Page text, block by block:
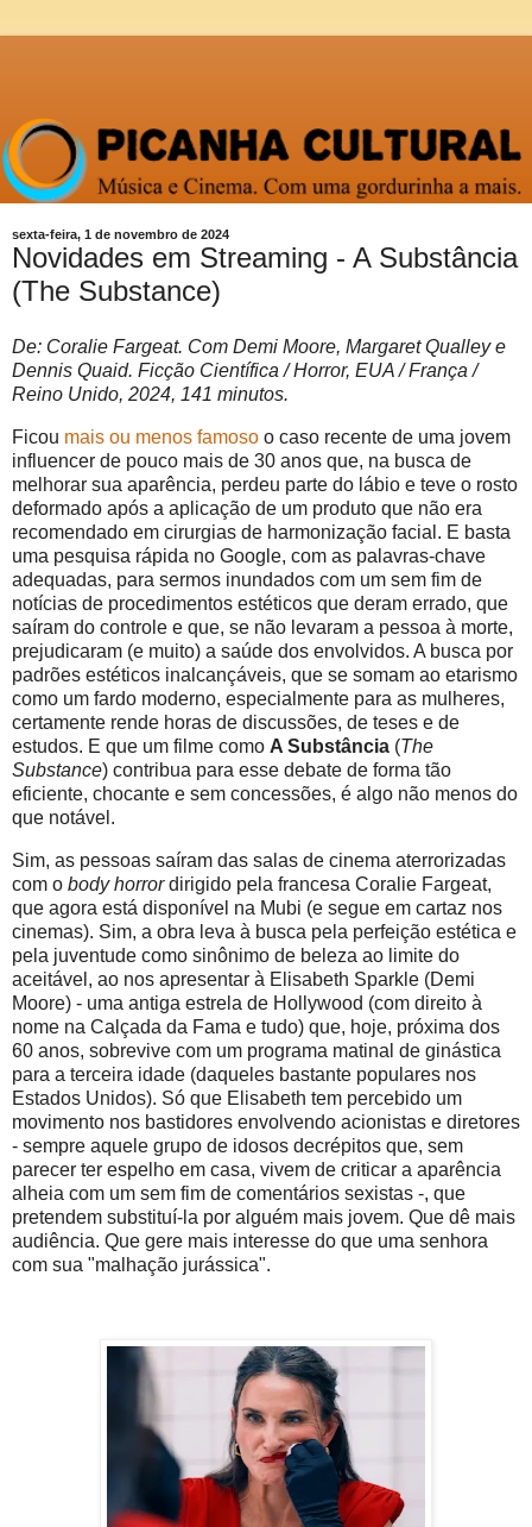
sexta-feira, 1 de novembro de 2024
Novidades em Streaming - A Substância
(The Substance)
De: Coralie Fargeat. Com Demi Moore, Margaret Qualley e
Dennis Quaid. Ficção Científica / Horror, EUA / França /
Reino Unido, 2024, 141 minutos.
Ficou mais ou menos famoso o caso recente de uma jovem
influencer de pouco mais de 30 anos que, na busca de
melhorar sua aparência, perdeu parte do lábio e teve o rosto
deformado após a aplicação de um produto que não era
recomendado em cirurgias de harmonização facial. E basta
uma pesquisa rápida no Google, com as palavras-chave
adequadas, para sermos inundados com um sem fim de
notícias de procedimentos estéticos que deram errado, que
saíram do controle e que, se não levaram a pessoa à morte,
prejudicaram (e muito) a saúde dos envolvidos. A busca por
padrões estéticos inalcançáveis, que se somam ao etarismo
como um fardo moderno, especialmente para as mulheres,
certamente rende horas de discussões, de teses e de
estudos. E que um filme como A Substância (The
Substance) contribua para esse debate de forma tão
eficiente, chocante e sem concessões, é algo não menos do
que notável.
Sim, as pessoas saíram das salas de cinema aterrorizadas
com o body horrordirigido pela francesa Coralie Fargeat,
que agora está disponível na Mubi (e segue em cartaz nos
cinemas). Sim, a obra leva à busca pela perfeição estética e
pela juventude como sinônimo de beleza ao limite do
aceitável, ao nos apresentar à Elisabeth Sparkle (Demi
Moore) - uma antiga estrela de Hollywood (com direito à
nome na Calçada da Fama e tudo) que, hoje, próxima dos
60 anos, sobrevive com um programa matinal de ginástica
para a terceira idade (daqueles bastante populares nos
Estados Unidos). Só que Elisabeth tem percebido um
movimento nos bastidores envolvendo acionistas e diretores
- sempre aquele grupo de idosos decrépitos que, sem
parecer ter espelho em casa, vivem de criticar a aparência
alheia com um sem fim de comentários sexistas -, que
pretendem substituí-la por alguém mais jovem. Que dê mais
audiência. Que gere mais interesse do que uma senhora
com sua "malhação jurássica".